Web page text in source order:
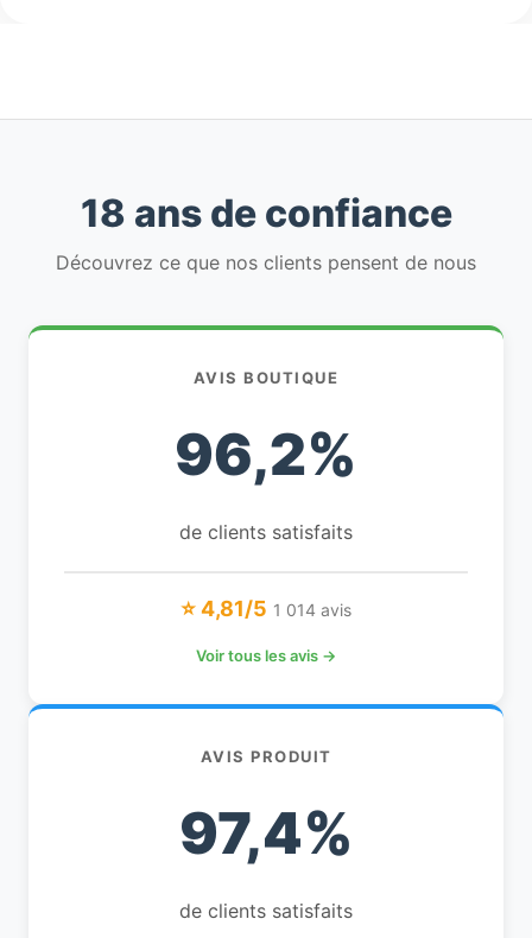
18 ans de confiance
Découvrez ce que nos clients pensent de nous
AVIS BOUTIQUE
96,2%
de clients satisfaits
⭐ 4,81/5 1 014 avis
Voir tous les avis →
AVIS PRODUIT
97,4%
de clients satisfaits